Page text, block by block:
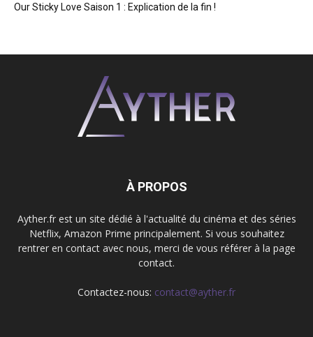
Our Sticky Love Saison 1 : Explication de la fin !
À PROPOS
Ayther.fr est un site dédié à l'actualité du cinéma et des séries
Netflix, Amazon Prime principalement. Si vous souhaitez
rentrer en contact avec nous, merci de vous référer à la page
contact.
Contactez-nous: contact@ayther.fr